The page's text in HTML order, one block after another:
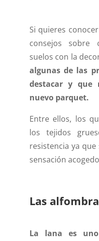
Si quieres
consejos sobre
suelos con la
algunas de las
destacar y que
nuevo parquet.
Entre ellos, los
los tejidos
resistencia ya
sensación
Las
La lana es